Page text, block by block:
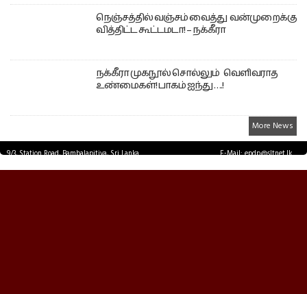
நெஞ்சத்தில் வஞ்சம் வைத்து வன்முறைக்கு
வித்திட்ட கூட்டமடா! – நக்கீரா
நக்கீரா முகநூல் சொல்லும் வெளிவராத
உண்மைகள்! பாகம் ஐந்து ….!
More News
9/3, Station Road, Bambalapitiya, Sri Lanka.
E-Mail: epdp@sltnet.lk